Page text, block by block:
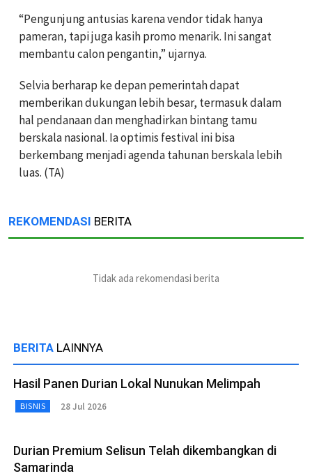
“Pengunjung antusias karena vendor tidak hanya
pameran, tapi juga kasih promo menarik. Ini sangat
membantu calon pengantin,” ujarnya.
Selvia berharap ke depan pemerintah dapat
memberikan dukungan lebih besar, termasuk dalam
hal pendanaan dan menghadirkan bintang tamu
berskala nasional. Ia optimis festival ini bisa
berkembang menjadi agenda tahunan berskala lebih
luas. (TA)
REKOMENDASI BERITA
Tidak ada rekomendasi berita
BERITA LAINNYA
Hasil Panen Durian Lokal Nunukan Melimpah
BISNIS 28 Jul 2026
Durian Premium Selisun Telah dikembangkan di
Samarinda